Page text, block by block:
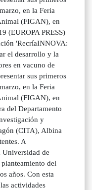
en la Feria
(FIGAN), en
(EUROPA PRESS)
'RecríaINNOVA:
el desarrollo y la
en vacuno de
sus primeros
en la Feria
(FIGAN), en
del Departamento
y
(CITA), Albina
A
de
del
años. Con esta
actividades